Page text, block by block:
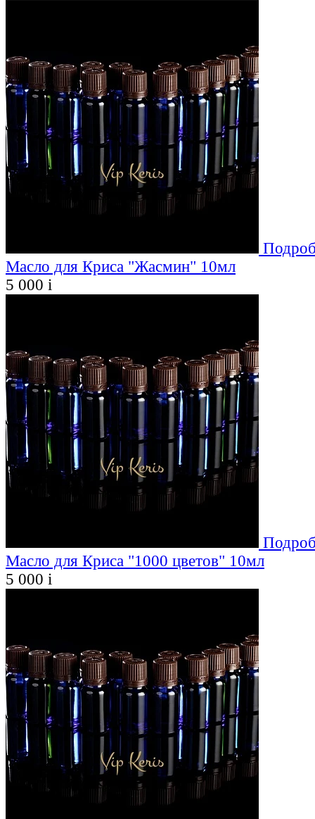
Масло для Криса "Жасмин" 10мл
5 000 i
Масло для Криса "1000 цветов" 10мл
5 000 i